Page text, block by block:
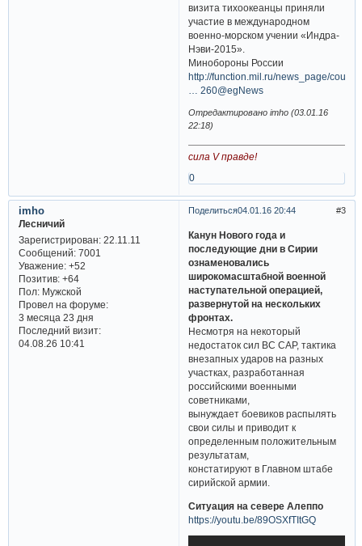
визита тихоокеанцы приняли
участие в международном
военно-морском учении «Индра-
Нэви-2015».
Минобороны России
http://function.mil.ru/news_page/countr
… 260@egNews
Отредактировано imho (03.01.16
22:18)
сила V правде!
0
Поделиться 3
04.01.16 20:44
imho
Лесничий
Зарегистрирован: 22.11.11
Сообщений:7001
Уважение: +52
Позитив: +64
Пол:Мужской
Провел на форуме:
3 месяца 23 дня
Последний визит:
04.08.26 10:41
Канун Нового года и
последующие дни в Сирии
ознаменовались
широкомасштабной военной
наступательной операцией,
развернутой на нескольких
фронтах.
Несмотря на некоторый
недостаток сил ВС САР, тактика
внезапных ударов на разных
участках, разработанная
российскими военными
советниками,
вынуждает боевиков распылять
свои силы и приводит к
определенным положительным
результатам,
констатируют в Главном штабе
сирийской армии.
Ситуация на севере Алеппо
https://youtu.be/89OSXfTItGQ